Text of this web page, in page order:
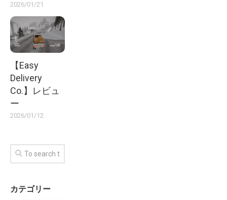
2026/01/21
【Easy
Delivery
Co.】レビュ
ー
2026/01/12
カテゴリー